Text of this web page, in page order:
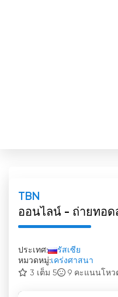
TBN
ออนไลน์ - ถ่ายทอ
ประเทศ:
รัสเซีย
หมวดหมู่:เคร่งศาสนา
3 เต็ม 5
9 คะแนนโหว